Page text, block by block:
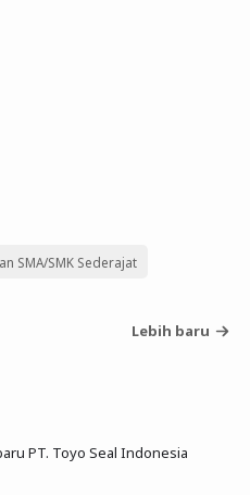
SMA/SMK Sederajat
Lebih baru
PT. Toyo Seal Indonesia